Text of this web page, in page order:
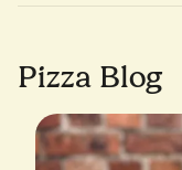
Pizza Blog